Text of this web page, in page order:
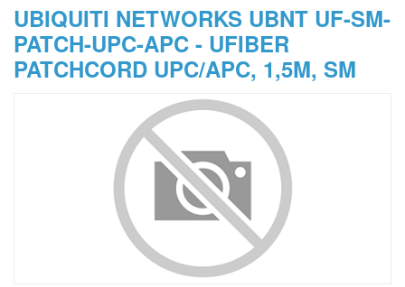
UBIQUITI NETWORKS UBNT UF-SM-
PATCH-UPC-APC - UFIBER
PATCHCORD UPC/APC, 1,5M, SM